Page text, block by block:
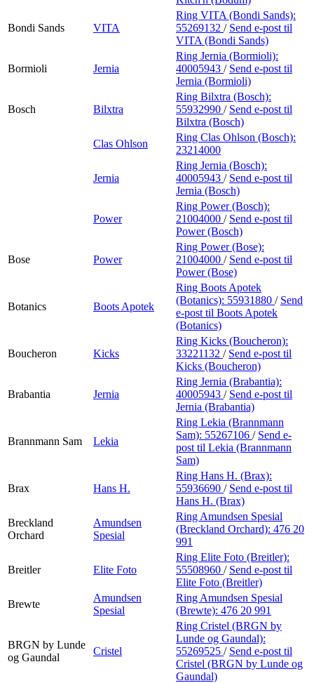
Bondi Sands VITA
Ring VITA (Bondi Sands):
55269132 / Send e-post til
VITA (Bondi Sands)
Bormioli Jernia
Ring Jernia (Bormioli):
40005943 / Send e-post til
Jernia (Bormioli)
Bosch Bilxtra
Ring Bilxtra (Bosch):
55932990 / Send e-post til
Bilxtra (Bosch)
Clas Ohlson
Ring Clas Ohlson (Bosch):
23214000
Jernia
Ring Jernia (Bosch):
40005943 / Send e-post til
Jernia (Bosch)
Power
Ring Power (Bosch):
21004000 / Send e-post til
Power (Bosch)
Bose Power
Ring Power (Bose):
21004000 / Send e-post til
Power (Bose)
Botanics Boots Apotek
Ring Boots Apotek
(Botanics): 55931880 / Send
e-post til Boots Apotek
(Botanics)
Boucheron Kicks
Ring Kicks (Boucheron):
33221132 / Send e-post til
Kicks (Boucheron)
Brabantia Jernia
Ring Jernia (Brabantia):
40005943 / Send e-post til
Jernia (Brabantia)
Brannmann Sam Lekia
Ring Lekia (Brannmann
Sam): 55267106 / Send e-
post til Lekia (Brannmann
Sam)
Brax Hans H.
Ring Hans H. (Brax):
55936690 / Send e-post til
Hans H. (Brax)
Breckland
Orchard
Amundsen
Spesial
Ring Amundsen Spesial
(Breckland Orchard): 476 20
991
Breitler Elite Foto
Ring Elite Foto (Breitler):
55508960 / Send e-post til
Elite Foto (Breitler)
Brewte
Amundsen
Spesial
Ring Amundsen Spesial
(Brewte): 476 20 991
BRGN by Lunde
og Gaundal
Cristel
Ring Cristel (BRGN by
Lunde og Gaundal):
55269525 / Send e-post til
Cristel (BRGN by Lunde og
Gaundal)